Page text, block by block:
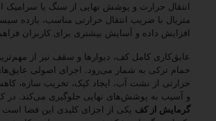
انتقال حرارت و پوشش نهایی از سنگ یا سرامیک
متریال با ضریب انتقال حرارتی مناسب، بازده
افزایش داده و آسایش بیشتری برای کاربران
عایق‌کاری کامل کف، دیوارها و سقف نیز از
حمام ترکی به شمار می‌رود. اجرای اصولی
حرارتی از نشت آب، ایجاد کپک، تخریب سازه،
و آسیب به پوشش‌های نهایی جلوگیری می‌کند. در
گرمایش از کف یکی از اجزای کلیدی این فضا است